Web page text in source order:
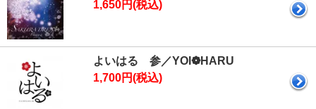
1,650円(税込)
よいはる 参／YOI❁HARU
1,700円(税込)